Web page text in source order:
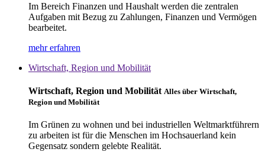
Im Bereich Finanzen und Haushalt werden die zentralen
Aufgaben mit Bezug zu Zahlungen, Finanzen und Vermögen
bearbeitet.
mehr erfahren
Wirtschaft, Region und Mobilität
Wirtschaft, Region und Mobilität Alles über Wirtschaft,
Region und Mobilität
Im Grünen zu wohnen und bei industriellen Weltmarktführern
zu arbeiten ist für die Menschen im Hochsauerland kein
Gegensatz sondern gelebte Realität.